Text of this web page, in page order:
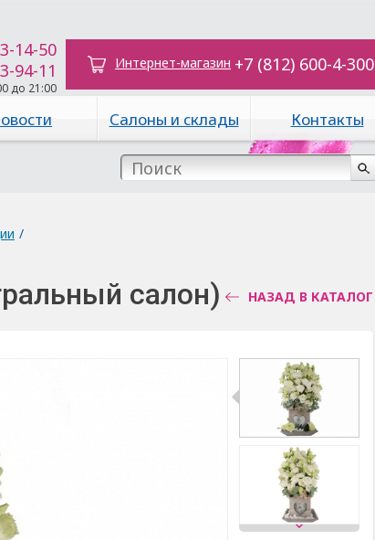
14-50
94-11
до 21:00
Интернет-магазин +7 (812) 600-4-300
Салоны и склады Контакты
/
салон) НАЗАД В КАТАЛОГ